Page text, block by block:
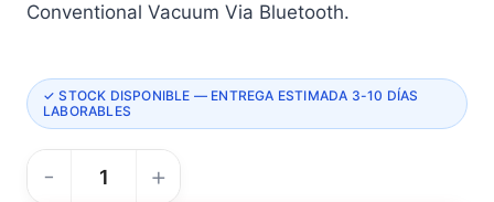
Conventional Vacuum Via Bluetooth.
✓ STOCK DISPONIBLE — ENTREGA ESTIMADA 3-10 DÍAS
LABORABLES
Adaptador